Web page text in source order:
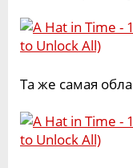
Та же самая